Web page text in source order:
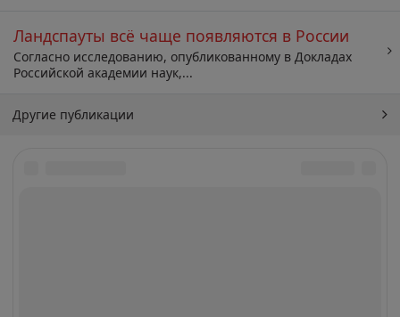
Ландспауты всё чаще появляются в России
Согласно исследованию, опубликованному в Докладах
Российской академии наук,...
Другие публикации